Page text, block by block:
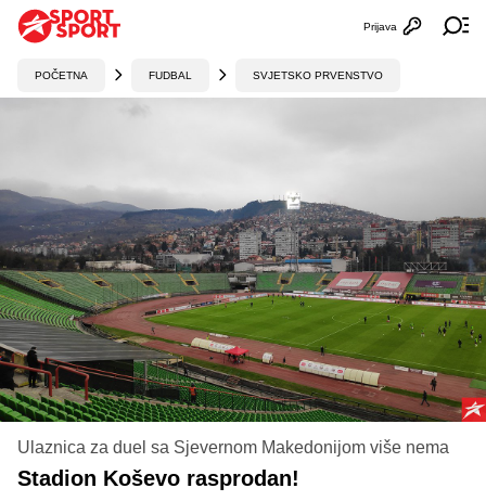
Otvori
Prijava
POČETNA FUDBAL SVJETSKO PRVENSTVO
Ulaznica za duel sa Sjevernom Makedonijom više nema
Stadion Koševo rasprodan!